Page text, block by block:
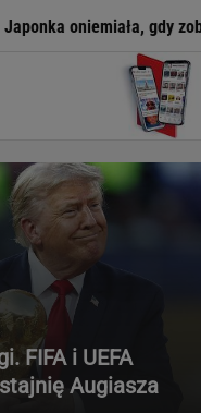
gdy zobaczyła to w
FIFA i UEFA
Augiasza